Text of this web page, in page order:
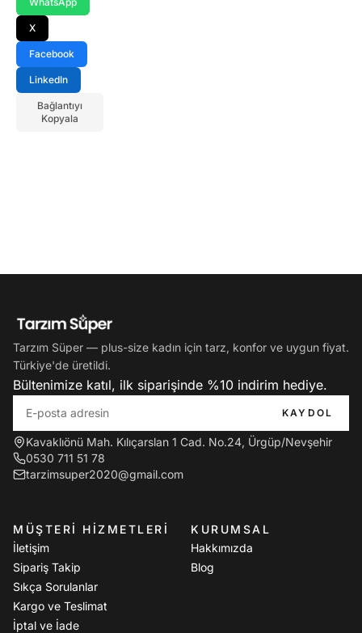
X
Facebook
LinkedIn
Bağlantıyı
Kopyala
Tarzım Süper — plus-size kadın için tarz, konfor ve uygun fiyat.
Türkiye'de üretildi.
Bültenimize katıl, ilk siparişinde %10 indirim hediye.
KAYDOL
Kavaklıönü Mah. Kılıçarslan 1 Cad. No.24, Ürgüp/Nevşehir
0530 711 51 78
tarzimsuper2020@gmail.com
MÜŞTERI HIZMETLERI
İletişim
Sipariş Takip
Sıkça Sorulanlar
Kargo ve Teslimat
İptal ve İade
KURUMSAL
Hakkımızda
Blog